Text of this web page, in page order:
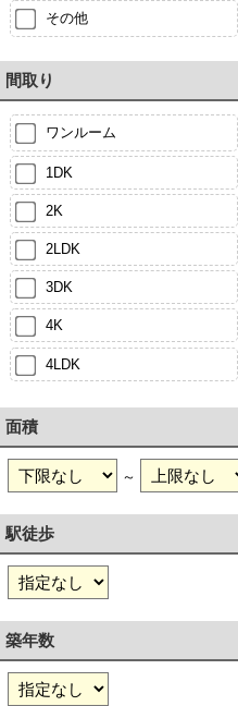
その他
間取り
ワンルーム
1DK
2K
2LDK
3DK
4K
4LDK
面積
～
駅徒歩
築年数